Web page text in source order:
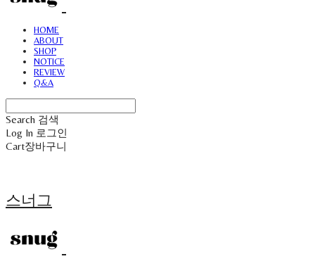
HOME
ABOUT
SHOP
NOTICE
REVIEW
Q&A
Search 검색
Log In 로그인
Cart장바구니
스너그